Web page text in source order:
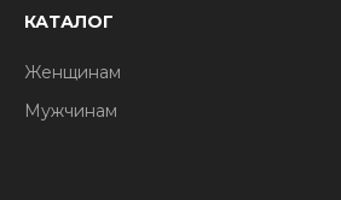
КАТАЛОГ
Женщинам
Мужчинам